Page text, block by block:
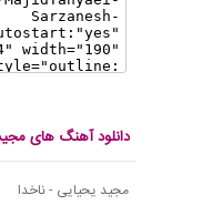
دانلود آهنگ های
مجید یحیایی - ناخدا